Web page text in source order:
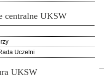
centralne UKSW
Uczelni
UKSW